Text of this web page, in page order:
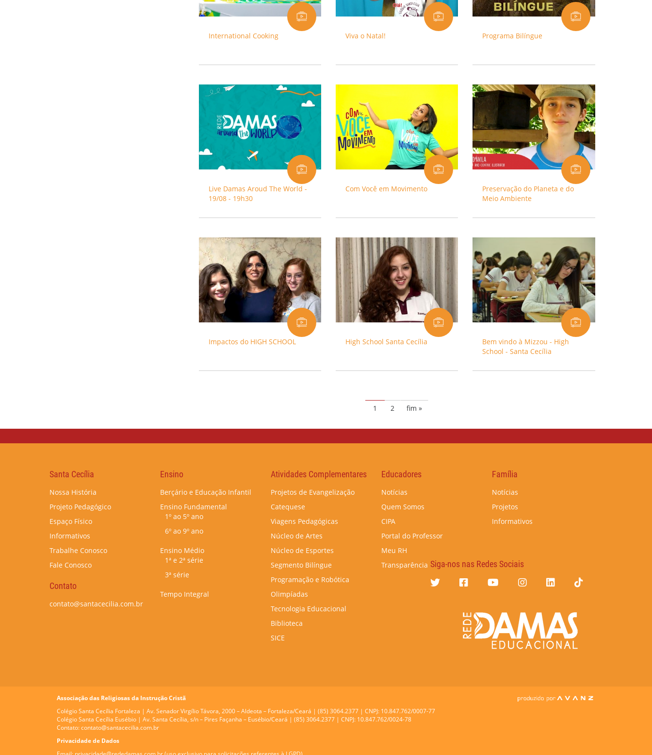
International Cooking Viva o Natal! Programa Bilíngue
Live Damas Aroud The World -
19/08 - 19h30
Com Você em Movimento
Preservação do Planeta e do
Meio Ambiente
Impactos do HIGH SCHOOL High School Santa Cecília
Bem vindo à Mizzou - High
School - Santa Cecília
1 2 fim »
Santa Cecília
Nossa História
Projeto Pedagógico
Espaço Físico
Informativos
Trabalhe Conosco
Fale Conosco
Contato
contato@santacecilia.com.br
Ensino
Berçário e Educação Infantil
Ensino Fundamental
1º ao 5º ano
6º ao 9º ano
Ensino Médio
1ª e 2ª série
3ª série
Tempo Integral
Atividades Complementares
Projetos de Evangelização
Catequese
Viagens Pedagógicas
Núcleo de Artes
Núcleo de Esportes
Segmento Bilíngue
Programação e Robótica
Olimpíadas
Tecnologia Educacional
Biblioteca
SICE
Educadores
Notícias
Quem Somos
CIPA
Portal do Professor
Meu RH
Transparência
Família
Notícias
Projetos
Informativos
Siga-nos nas Redes Sociais
Associação das Religiosas da Instrução Cristã
Colégio Santa Cecília Fortaleza | Av. Senador Virgílio Távora, 2000 – Aldeota – Fortaleza/Ceará | (85) 3064.2377 | CNPJ: 10.847.762/0007-77
Colégio Santa Cecília Eusébio | Av. Santa Cecília, s/n – Pires Façanha – Eusébio/Ceará | (85) 3064.2377 | CNPJ: 10.847.762/0024-78
Contato:contato@santacecilia.com.br
Privacidade de Dados